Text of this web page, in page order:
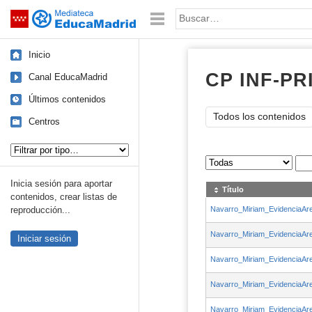
Saltar navegación Palabra o frase:
Inicio
Canal EducaMadrid
Últimos contenidos
Centros
Inicia sesión para aportar
contenidos, crear listas de
reproducción...
Iniciar sesión
CP INF-
Todos los contenidos
Sus archivos
Título